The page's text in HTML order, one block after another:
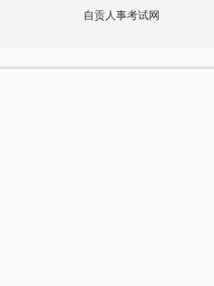
自贡人事考试网